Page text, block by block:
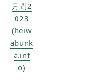
月間2
023
(heiw
abunk
a.inf
o)